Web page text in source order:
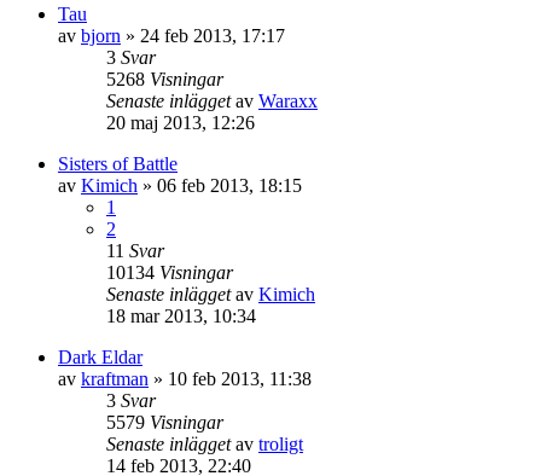
Tau
av bjorn » 24 feb 2013, 17:17
3 Svar
5268 Visningar
Senaste inläggetav Waraxx
20 maj 2013, 12:26
Sisters of Battle
av Kimich » 06 feb 2013, 18:15
1
2
11 Svar
10134 Visningar
Senaste inläggetav Kimich
18 mar 2013, 10:34
Dark Eldar
av kraftman » 10 feb 2013, 11:38
3 Svar
5579 Visningar
Senaste inläggetav troligt
14 feb 2013, 22:40